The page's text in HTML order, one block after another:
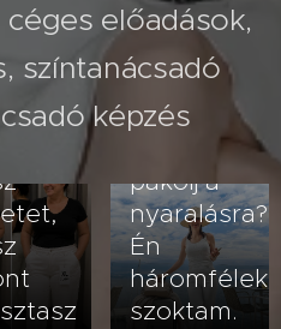
előadások,
színtanácsadó
képzés
–
2026.07.23
Hogyan
pakolj a
nyaralásra?
Én
szoktam.